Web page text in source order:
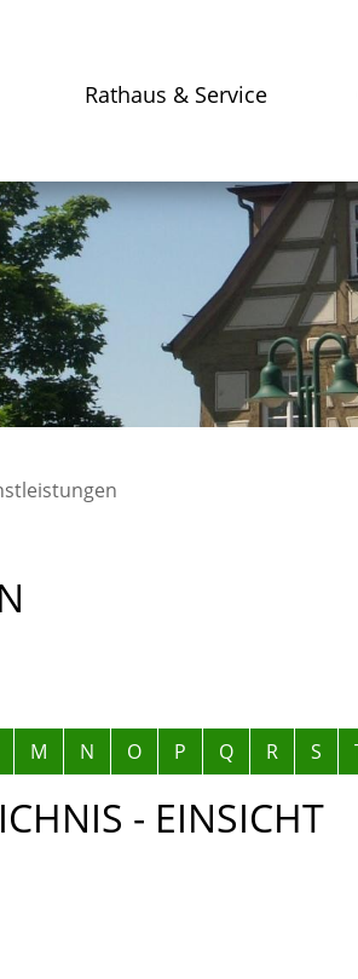
Rathaus & Service
M N O P Q R S
- EINSICHT